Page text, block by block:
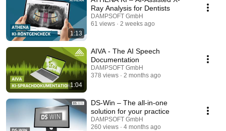
1:13
Ray Analysis for Dentists
DAMPSOFT GmbH
61 views
2 weeks ago
1:04
AIVA - The AI Speech
Documentation
DAMPSOFT GmbH
378 views
2 months ago
DS-Win – The all-in-one
solution for your practice
DAMPSOFT GmbH
260 views
4 months ago